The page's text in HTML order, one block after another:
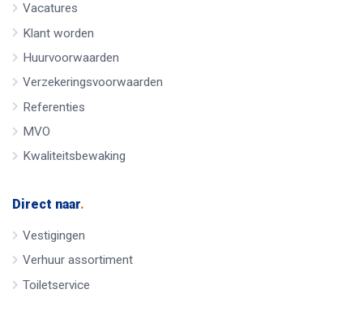
Vacatures
Klant worden
Huurvoorwaarden
Verzekeringsvoorwaarden
Referenties
MVO
Kwaliteitsbewaking
Direct naar.
Vestigingen
Verhuur assortiment
Toiletservice